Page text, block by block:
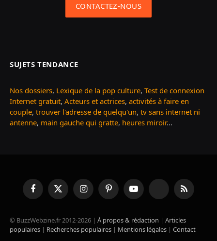
CONTACTEZ-NOUS
SUJETS TENDANCE
Nos dossiers, Lexique de la pop culture, Test de connexion
Internet gratuit, Acteurs et actrices, activités à faire en
couple, trouver l'adresse de quelqu'un, tv sans internet ni
antenne, main gauche qui gratte, heures miroir...
FacebookX
(Twitter)
InstagramPinterestYouTube TikTok RSS
© BuzzWebzine.fr 2012-2026 | À propos & rédaction | Articles
populaires | Recherches populaires | Mentions légales | Contact